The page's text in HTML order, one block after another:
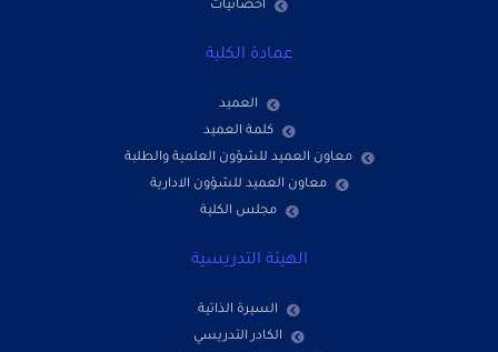
احصائيات
عمادة الكلية
العميد
كلمة العميد
معاون العميد للشؤون العلمية والطلبة
معاون العميد للشؤون الادارية
مجلس الكلية
الهيئة التدريسية
السيرة الذاتية
الكادر التدريسي